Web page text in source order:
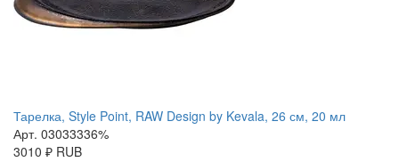
Тарелка, Style Point, RAW Design by Kevala, 26 см, 20 мл
Арт. 03033336%
3010 ₽ RUB